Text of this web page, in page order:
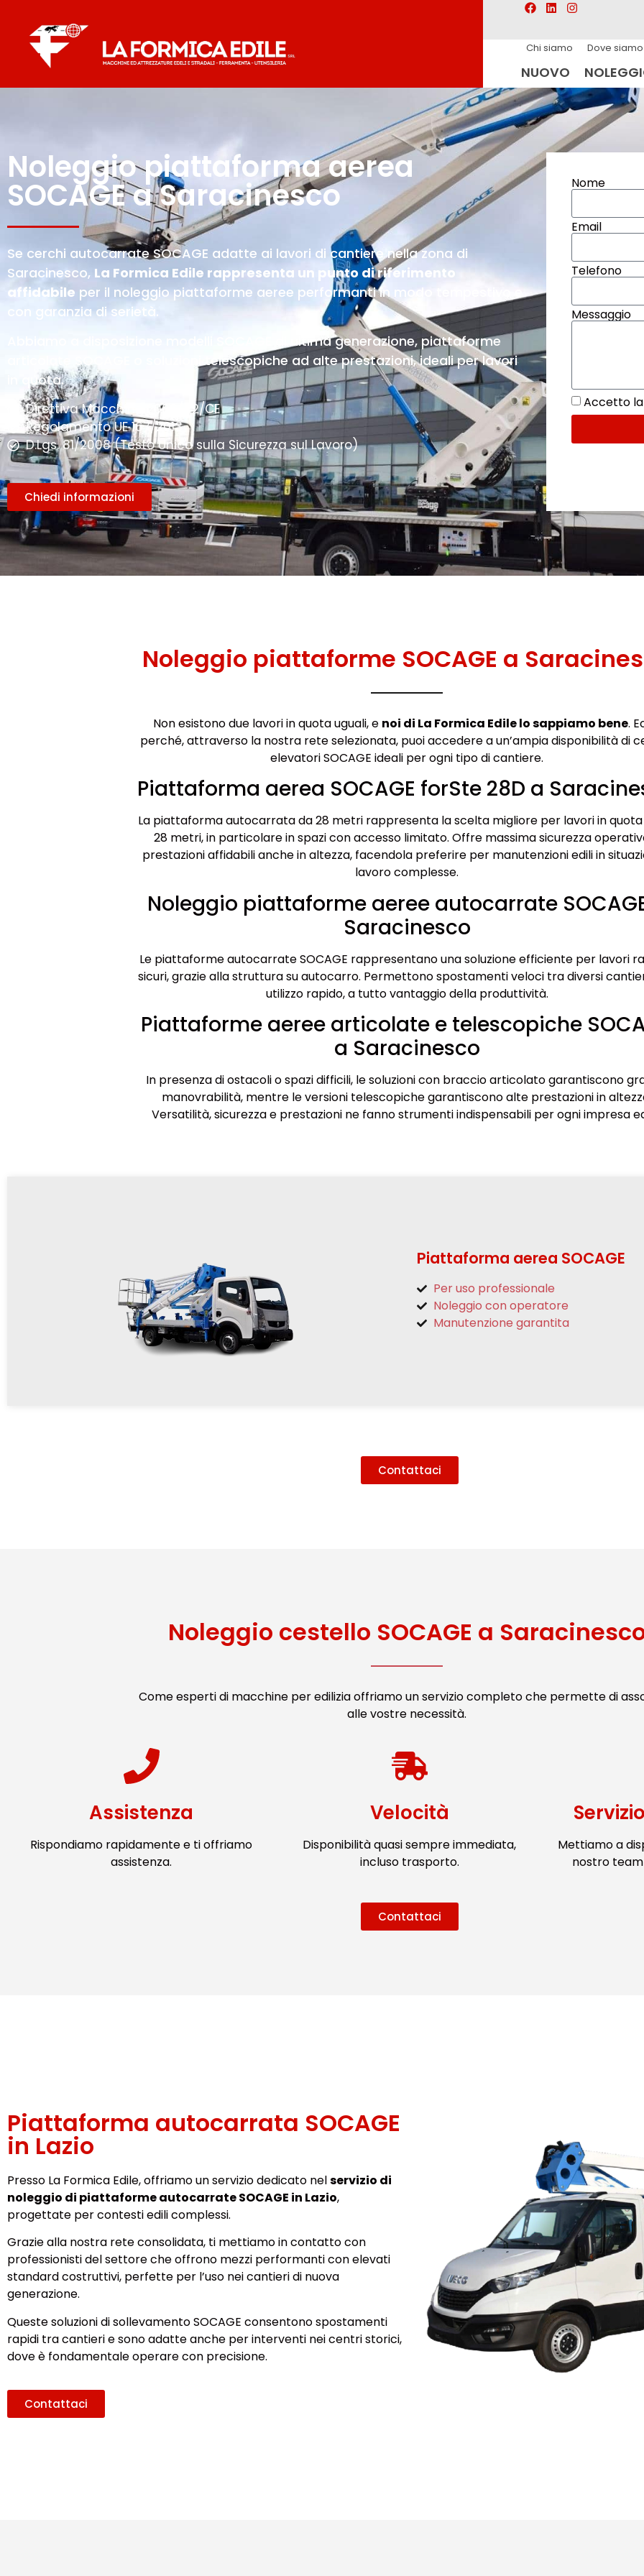
Chi siamo Dove siamo
NUOVO
Noleggio piattaforma aerea
SOCAGE a Saracinesco
Se cerchi autocarrate SOCAGE adatte ai lavori di cantiere nella zona di
Saracinesco, La Formica Edile rappresenta un punto di riferimento
affidabile per il noleggio piattaforme aeree performanti in modo tempestivo e
con garanzia di serietà.
Abbiamo a disposizione modelli SOCAGE di ultima generazione, piattaforme
articolate SOCAGE o soluzioni telescopiche ad alte prestazioni, ideali per lavori
in quota.
Direttiva Macchine 2006/42/CE
Regolamento UE 167/2013
D.Lgs. 81/2008 (Testo Unico sulla Sicurezza sul Lavoro)
Chiedi informazioni
Nome
Email
Telefono
Messaggio
Accetto
Noleggio piattaforme SOCAGE a
Non esistono due lavori in quota uguali, e noi di La Formica Edile lo sappiamo bene.
perché, attraverso la nostra rete selezionata, puoi accedere a un’ampia disponibilità di
elevatori SOCAGE ideali per ogni tipo di cantiere.
Piattaforma aerea SOCAGE forSte 28D a
La piattaforma autocarrata da 28 metri rappresenta la scelta migliore per lavori in
28 metri, in particolare in spazi con accesso limitato. Offre massima sicurezza
prestazioni affidabili anche in altezza, facendola preferire per manutenzioni edili in
lavoro complesse.
Noleggio piattaforme aeree autocarrate
Saracinesco
Le piattaforme autocarrate SOCAGE rappresentano una soluzione efficiente per lavori
sicuri, grazie alla struttura su autocarro. Permettono spostamenti veloci tra diversi
utilizzo rapido, a tutto vantaggio della produttività.
Piattaforme aeree articolate e telescopiche
a Saracinesco
In presenza di ostacoli o spazi difficili, le soluzioni con braccio articolato garantiscono
manovrabilità, mentre le versioni telescopiche garantiscono alte prestazioni in
Versatilità, sicurezza e prestazioni ne fanno strumenti indispensabili per ogni impresa
Piattaforma aerea SOCAGE
Per uso professionale
Noleggio con operatore
Manutenzione garantita
Contattaci
Noleggio cestello SOCAGE a
Come esperti di macchine per edilizia offriamo un servizio completo che permette di
alle vostre necessità.
Assistenza
Rispondiamo rapidamente e ti offriamo
assistenza.
Velocità
Disponibilità quasi sempre immediata,
incluso trasporto.
Mettiamo a
nostro
Contattaci
Piattaforma autocarrata SOCAGE
in Lazio
Presso La Formica Edile, offriamo un servizio dedicato nelservizio di
noleggio di piattaforme autocarrate SOCAGE in Lazio,
progettate per contesti edili complessi.
Grazie alla nostra rete consolidata, ti mettiamo in contatto con
professionisti del settore che offrono mezzi performanti con elevati
standard costruttivi, perfette per l’uso nei cantieri di nuova
generazione.
Queste soluzioni di sollevamento SOCAGE consentono spostamenti
rapidi tra cantieri e sono adatte anche per interventi nei centri storici,
dove è fondamentale operare con precisione.
Contattaci